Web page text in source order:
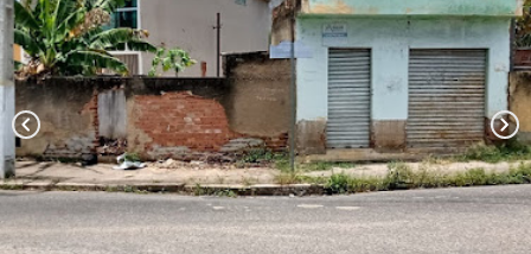
chevron_left chevron_right